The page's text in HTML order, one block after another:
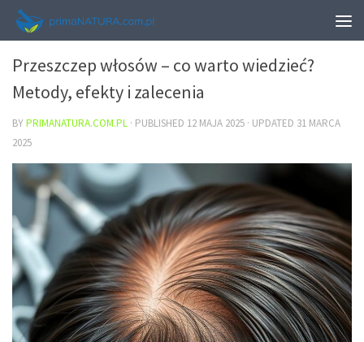
URODA
Przeszczep włosów – co warto wiedzieć?
Metody, efekty i zalecenia
BYPRIMANATURA.COM.PL · PUBLISHED 12 MAJA 2025 · UPDATED 31 MARCA
2025